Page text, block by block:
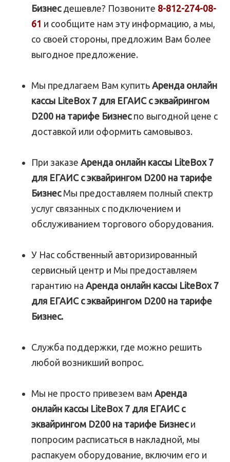
Бизнесдешевле? Позвоните 8-812-274-08-
61 и сообщите нам эту информацию, а мы,
со своей стороны, предложим Вам более
выгодное предложение.
Мы предлагаем Вам купить Аренда онлайн
кассы LiteBox 7 для ЕГАИС с эквайрингом
D200 на тарифе Бизнеспо выгодной цене с
доставкой или оформить самовывоз.
При заказе Аренда онлайн кассы LiteBox 7
для ЕГАИС с эквайрингом D200 на тарифе
БизнесМы предоставляем полный спектр
услуг связанных с подключением и
обслуживанием торгового оборудования.
У Нас собственный авторизированный
сервисный центр и Мы предоставляем
гарантию на Аренда онлайн кассы LiteBox 7
для ЕГАИС с эквайрингом D200 на тарифе
Бизнес.
Служба поддержки, где можно решить
любой возникший вопрос.
Мы не просто привезем вам Аренда
онлайн кассы LiteBox 7 для ЕГАИС с
эквайрингом D200 на тарифе Бизнеси
попросим расписаться в накладной, мы
распакуем оборудование, включим его и